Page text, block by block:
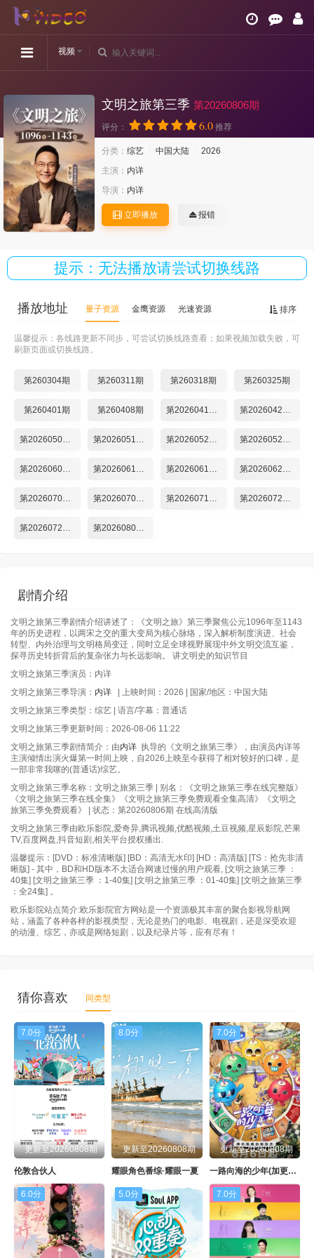
视频
文明之旅第三季 第20260806期
评分： 6.0 推荐
分类： 综艺 中国大陆
2026
主演： 内详
导演： 内详
立即播放 报错
提示：无法播放请尝试切换线路
排序
播放地址 量子资源 金鹰资源 光速资源
温馨提示：各线路更新不同步，可尝试切换线路查看；如果视频加载失败，可
刷新页面或切换线路。
第260304期 第260311期 第260318期 第260325期
第260401期 第260408期 第20260415期 第20260429期
第20260506期 第20260513期 第20260520期 第20260527期
第20260603期 第20260610期 第20260617期 第20260624期
第20260701期 第20260708期 第20260715期 第20260722期
第20260729期 第20260806期
剧情介绍
文明之旅第三季剧情介绍讲述了：《文明之旅》第三季聚焦公元1096年至1143
年的历史进程，以两宋之交的重大变局为核心脉络，深入解析制度演进、社会
转型、内外治理与文明格局变迁，同时立足全球视野展现中外文明交流互鉴，
探寻历史转折背后的复杂张力与长远影响。 讲文明史的知识节目
文明之旅第三季演员：内详
文明之旅第三季导演： 内详 | 上映时间：2026 | 国家/地区：中国大陆
文明之旅第三季类型：综艺 | 语言/字幕：普通话
文明之旅第三季更新时间：2026-08-06 11:22
文明之旅第三季剧情简介：由内详 执导的《文明之旅第三季》，由演员内详等
主演倾情出演火爆第一时间上映，自2026上映至今获得了相对较好的口碑，是
一部非常我噻的(普通话)综艺。
文明之旅第三季名称：文明之旅第三季 | 别名：《文明之旅第三季在线完整版》
《文明之旅第三季在线全集》《文明之旅第三季免费观看全集高清》《文明之
旅第三季免费观看》 | 状态：第20260806期 在线高清版
文明之旅第三季由欧乐影院,爱奇异,腾讯视频,优酷视频,土豆视频,星辰影院,芒果
TV,百度网盘,抖音短剧,相关平台授权播出.
温馨提示：[DVD：标准清晰版] [BD：高清无水印] [HD：高清版] [TS：抢先非清
晰版] - 其中，BD和HD版本不太适合网速过慢的用户观看, [文明之旅第三季 ：
40集] [文明之旅第三季 ：1-40集] [文明之旅第三季 ：01-40集] [文明之旅第三季
：全24集] 。
欧乐影院站点简介:欧乐影院官方网站是一个资源极其丰富的聚合影视导航网
站，涵盖了各种各样的影视类型，无论是热门的电影、电视剧，还是深受欢迎
的动漫、综艺，亦或是网络短剧，以及纪录片等，应有尽有！
猜你喜欢 同类型
7.0分
更新至20260808期
伦敦合伙人
8.0分
更新至20260808期
耀眼角色番综·耀眼一夏
7.0分
更新至20260808期
一路向海的少年(加更版）
6.0分 5.0分 7.0分